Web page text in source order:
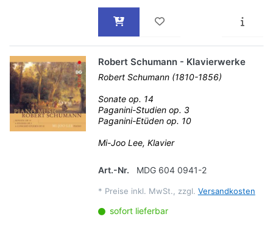
Robert Schumann - Klavierwerke
Robert Schumann (1810-1856)
Sonate op. 14
Paganini-Studien op. 3
Paganini-Etüden op. 10
Mi-Joo Lee, Klavier
Art.-Nr. MDG 604 0941-2
* Preise inkl. MwSt., zzgl. Versandkosten
sofort lieferbar